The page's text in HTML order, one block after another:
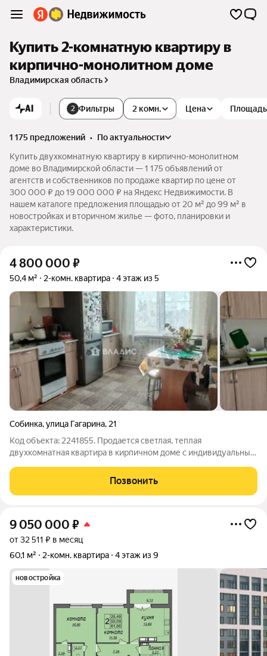
Купить 2-комнатную квартиру в
кирпично-монолитном доме
Владимирская область
AI 2 Фильтры 2 комн. Цена Площадь
1 175 предложений •
по актуальности
Купить двухкомнатную квартиру в кирпично-монолитном
доме во Владимирской области — 1 175 объявлений от
агентств и собственников по продаже квартир по цене от
300 000 ₽ до 19 000 000 ₽ на Яндекс Недвижимости. В
нашем каталоге предложения площадью от 20 м² до 99 м² в
новостройках и вторичном жилье — фото, планировки и
характеристики.
4 800 000 ₽
50,4 м² 2-комн. квартира 4 этаж из 5
Собинка,улица Гагарина, 21
Код объекта: 2241855. Продается светлая, теплая
двухкомнатная квартира в кирпичном доме с индивидуальным
коммунальные платежи. Квартира подходит под семейную
ипотеку 6%! Квартира не угловая,. Комнаты
Позвонить
9 050 000 ₽
от 32 511 ₽ в месяц
60,1 м²
2-комн. квартира 4 этаж из 9
новостройка